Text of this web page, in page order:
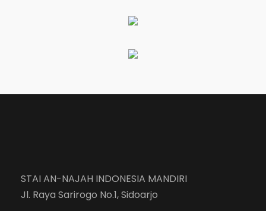
STAI AN-NAJAH INDONESIA MANDIRI
Jl. Raya Sarirogo No.1, Sidoarjo